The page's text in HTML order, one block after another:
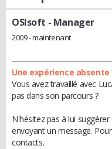
OSIsoft - Manager
2009 - maintenant
Une expérience absente
Vous avez travaillé avec
pas dans son parcours ?
N'hésitez pas à lui
envoyant un message.
contacts.